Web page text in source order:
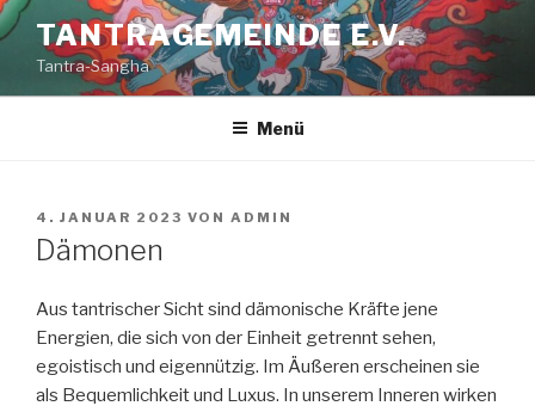
Zum
Inhalt
springen
TANTRAGEMEINDE E.V.
Tantra-Sangha
Menü
VERÖFFENTLICHT
AM
4. JANUAR 2023 VON ADMIN
Dämonen
Aus tantrischer Sicht sind dämonische Kräfte jene
Energien, die sich von der Einheit getrennt sehen,
egoistisch und eigennützig. Im Äußeren erscheinen sie
als Bequemlichkeit und Luxus. In unserem Inneren wirken